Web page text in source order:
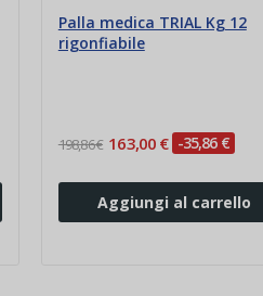
Palla medica TRIAL Kg 12
rigonfiabile
198,86 € 163,00 € -35,86 €
Aggiungi al carrello